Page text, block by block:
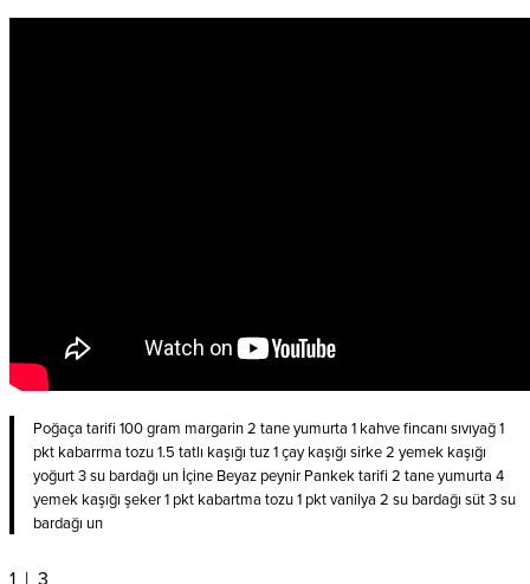
Poğaça tarifi 100 gram margarin 2 tane yumurta 1 kahve fincanı sıvıyağ 1
pkt kabarrma tozu 1.5 tatlı kaşığı tuz 1 çay kaşığı sirke 2 yemek kaşığı
yoğurt 3 su bardağı un İçine Beyaz peynir Pankek tarifi 2 tane yumurta 4
yemek kaşığı şeker 1 pkt kabartma tozu 1 pkt vanilya 2 su bardağı süt 3 su
bardağı un
1 | 3